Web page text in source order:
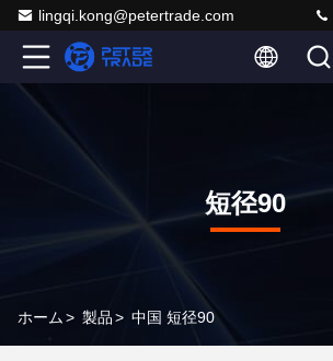
lingqi.kong@petertrade.com
短径90
ホーム> 製品> 中国 短径90